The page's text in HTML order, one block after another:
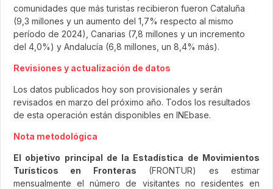
comunidades que más turistas recibieron fueron Cataluña
(9,3 millones y un aumento del 1,7% respecto al mismo
período de 2024), Canarias (7,8 millones y un incremento
del 4,0%) y Andalucía (6,8 millones, un 8,4% más).
Revisiones y actualización de datos
Los datos publicados hoy son provisionales y serán
revisados en marzo del próximo año. Todos los resultados
de esta operación están disponibles en INEbase.
Nota metodológica
El objetivo principal de la Estadística de Movimientos
Turísticos en Fronteras (FRONTUR) es estimar
mensualmente el número de visitantes no residentes en